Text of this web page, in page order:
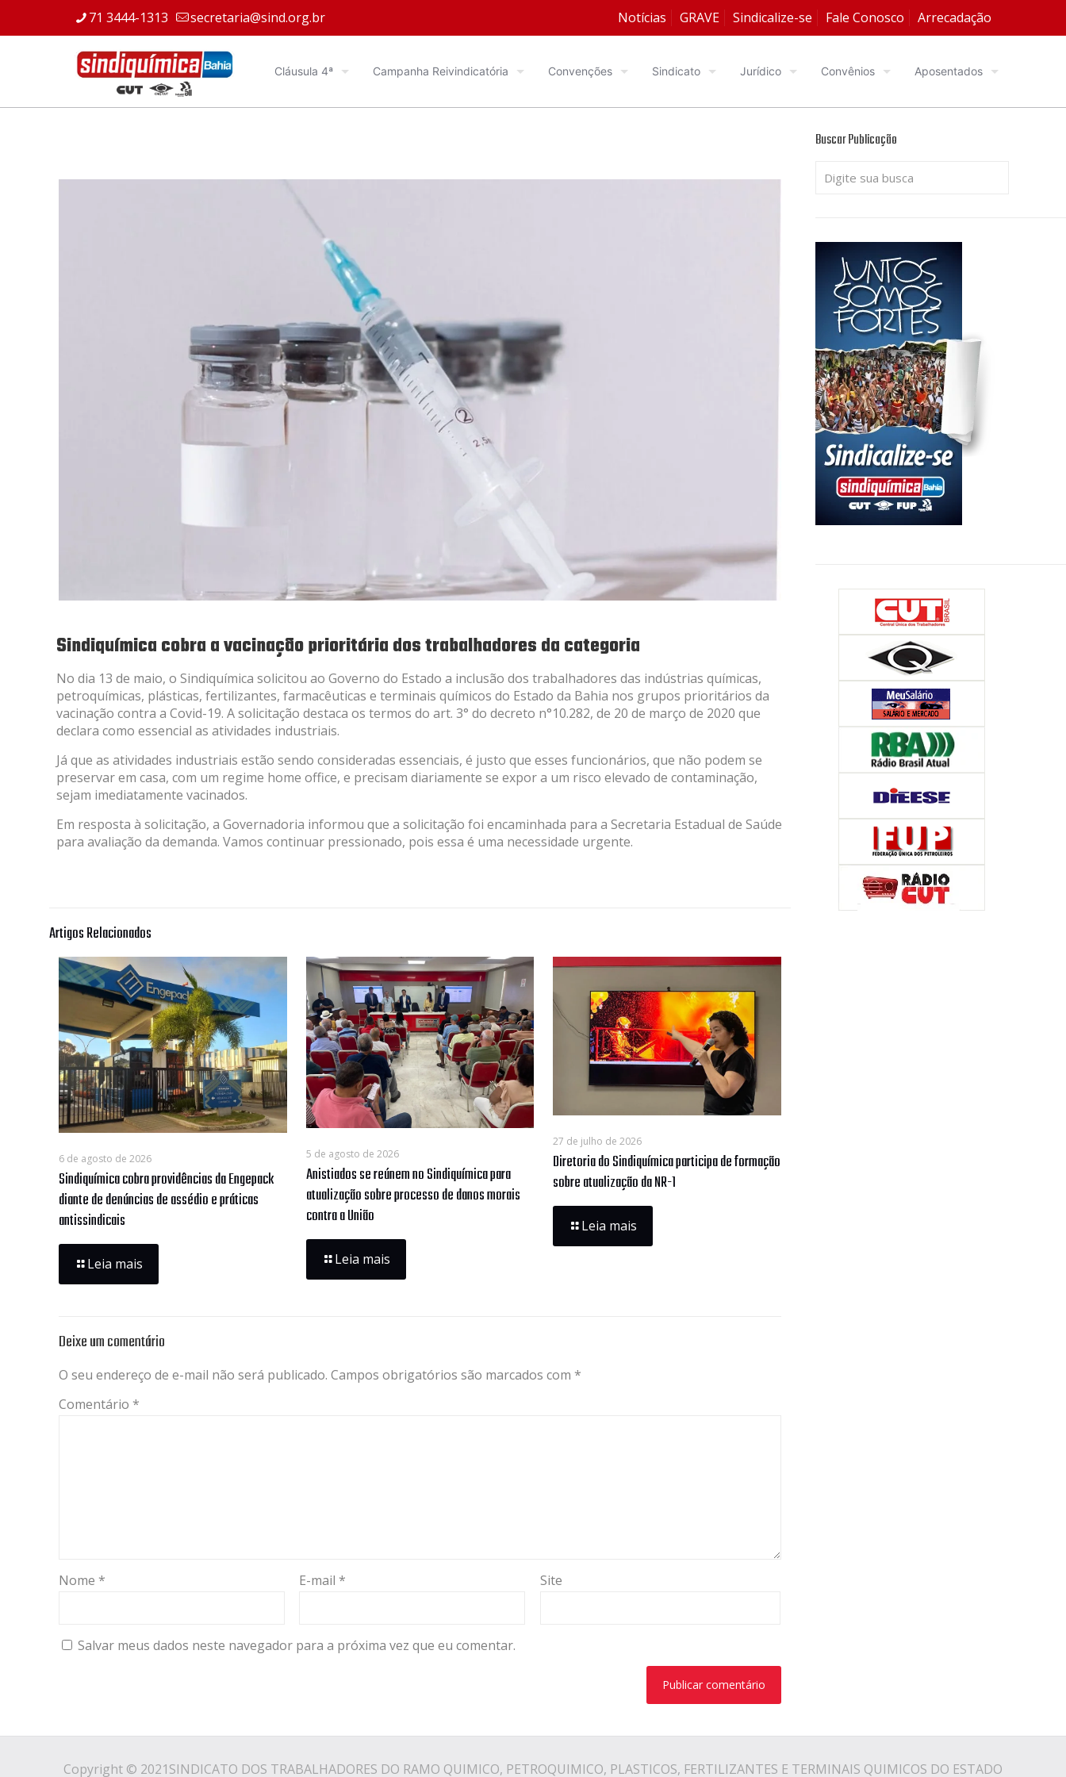
71 3444-1313 secretaria@sind.org.br Notícias GRAVE Sindicalize-se Fale Conosco Arrecadação
Cláusula 4ª Campanha Reivindicatória Convenções Sindicato Jurídico Convênios Aposentados
Sindiquímica cobra a vacinação prioritária dos trabalhadores da categoria
No dia 13 de maio, o Sindiquímica solicitou ao Governo do Estado a inclusão dos trabalhadores das indústrias químicas,
petroquímicas, plásticas, fertilizantes, farmacêuticas e terminais químicos do Estado da Bahia nos grupos prioritários da
vacinação contra a Covid-19. A solicitação destaca os termos do art. 3° do decreto n°10.282, de 20 de março de 2020 que
declara como essencial as atividades industriais.
Já que as atividades industriais estão sendo consideradas essenciais, é justo que esses funcionários, que não podem se
preservar em casa, com um regime home office, e precisam diariamente se expor a um risco elevado de contaminação,
sejam imediatamente vacinados.
Em resposta à solicitação, a Governadoria informou que a solicitação foi encaminhada para a Secretaria Estadual de Saúde
para avaliação da demanda. Vamos continuar pressionado, pois essa é uma necessidade urgente.
Artigos Relacionados
6 de agosto de 2026
Sindiquímica cobra providências da Engepack
diante de denúncias de assédio e práticas
antissindicais
Leia mais
5 de agosto de 2026
Anistiados se reúnem no Sindiquímica para
atualização sobre processo de danos morais
contra a União
Leia mais
27 de julho de 2026
Diretoria do Sindiquímica participa de formação
sobre atualização da NR-1
Leia mais
Deixe um comentário
O seu endereço de e-mail não será publicado. Campos obrigatórios são marcados com *
Comentário *
Nome * E-mail * Site
Salvar meus dados neste navegador para a próxima vez que eu comentar.
Buscar Publicação
Copyright © 2021SINDICATO DOS TRABALHADORES DO RAMO QUIMICO, PETROQUIMICO, PLASTICOS, FERTILIZANTES E TERMINAIS QUIMICOS DO ESTADO